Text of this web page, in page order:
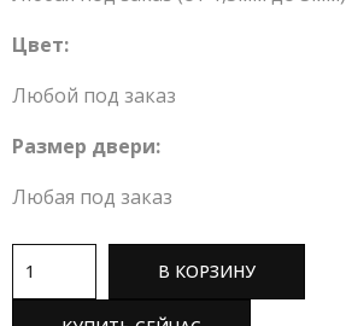
Цвет:
Любой под заказ
Размер двери:
Любая под заказ
В КОРЗИНУ